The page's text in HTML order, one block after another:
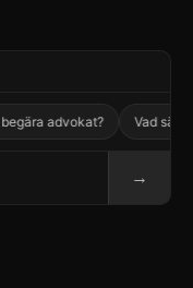
advokat? Vad säger
→